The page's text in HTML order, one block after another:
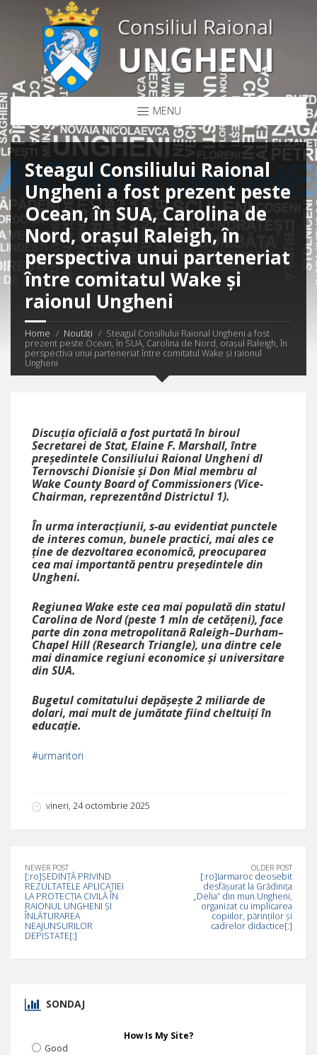
MENU
Steagul Consiliului Raional
Ungheni a fost prezent peste
Ocean, în SUA, Carolina de
Nord, orașul Raleigh, în
perspectiva unui parteneriat
între comitatul Wake și
raionul Ungheni
Home Noutăți
Steagul Consiliului Raional Ungheni a fost
prezent peste Ocean, în SUA, Carolina de Nord, orașul Raleigh, în
perspectiva unui parteneriat între comitatul Wake și raionul
Ungheni
Discuția oficială a fost purtată în biroul
Secretarei de Stat, Elaine F. Marshall, între
președintele Consiliului Raional Ungheni dl
Ternovschi Dionisie și Don Mial membru al
Wake County Board of Commissioners (Vice-
Chairman, reprezentând Districtul 1).
În urma interacțiunii, s-au evidentiat punctele
de interes comun, bunele practici, mai ales ce
ține de dezvoltarea economică, preocuparea
cea mai importantă pentru președintele din
Ungheni.
Regiunea Wake este cea mai populată din statul
Carolina de Nord (peste 1 mln de cetățeni), face
parte din zona metropolitană Raleigh–Durham–
Chapel Hill (Research Triangle), una dintre cele
mai dinamice regiuni economice și universitare
din SUA.
Bugetul comitatului depășește 2 miliarde de
dolari, mai mult de jumătate fiind cheltuiți în
educație.
#urmaritori
vineri, 24 octombrie 2025
NEWER POST
[:ro]ȘEDINȚĂ PRIVIND
REZULTATELE APLICAȚIEI
LA PROTECȚIA CIVILĂ ÎN
RAIONUL UNGHENI ȘI
ÎNLĂTURAREA
NEAJUNSURILOR
DEPISTATE[:]
OLDER POST
[:ro]Iarmaroc deosebit
desfășurat la Grădinița
„Delia” din mun.Ungheni,
organizat cu implicarea
copiilor, părinților și
cadrelor didactice[:]
SONDAJ
How Is My Site?
Good